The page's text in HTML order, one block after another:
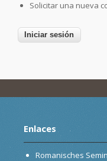
Solicitar una nueva
Enlaces
Romanisches